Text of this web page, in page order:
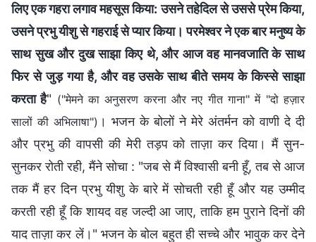
लिए एक गहरा लगाव महसूस किया: उसने तहेदिल से उससे प्रेम किया,
उसने प्रभु यीशु से गहराई से प्यार किया। परमेश्वर ने एक बार मनुष्य के
साथ सुख और दुख साझा किए थे, और आज वह मानवजाति के साथ
फिर से जुड़ गया है, और वह उसके साथ बीते समय के किस्से साझा
करता है" ("मेमने का अनुसरण करना और नए गीत गाना" में "दो हज़ार
सालों की अभिलाषा") । भजन के बोलों ने मेरे अंतर्मन को वाणी दे दी
और प्रभु की वापसी की मेरी तड़प को ताज़ा कर दिया। मैं सुन-
सुनकर रोती रही, मैंने सोचा : "जब से मैं विश्वासी बनी हूँ, तब से आज
तक मैं हर दिन प्रभु यीशु के बारे में सोचती रही हूँ और यह उम्मीद
करती रही हूँ कि शायद वह जल्दी आ जाए, ताकि हम पुराने दिनों की
याद ताज़ा कर लें।" भजन के बोल बहुत ही सच्चे और भावुक कर देने